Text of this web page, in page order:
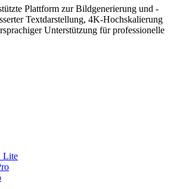
Plattform zur Bildgenerierung und -
Textdarstellung, 4K-Hochskalierung
Unterstützung für professionelle
Lite